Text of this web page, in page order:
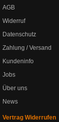
AGB
Widerruf
Datenschutz
Zahlung / Versand
Kundeninfo
Jobs
Über uns
News
Vertrag Widerrufen